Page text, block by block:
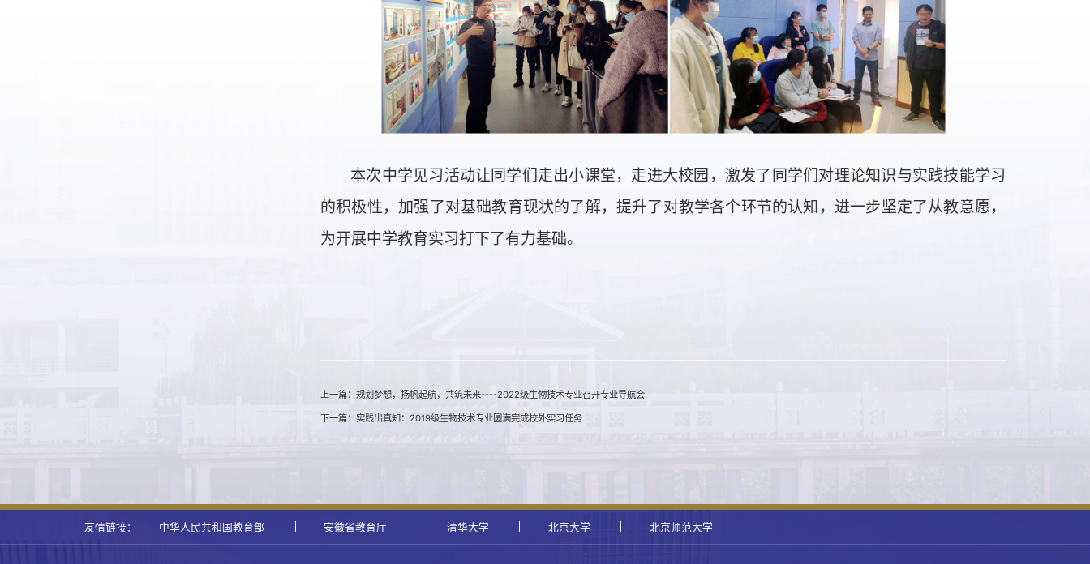
本次中学见习活动让同学们走出小课堂，走进大校园，激发了同学们对理论知识与实践技能学习
的积极性，加强了对基础教育现状的了解，提升了对教学各个环节的认知，进一步坚定了从教意愿，
为开展中学教育实习打下了有力基础。
上一篇：规划梦想，扬帆起航，共筑未来----2022级生物技术专业召开专业导航会
下一篇：实践出真知：2019级生物技术专业圆满完成校外实习任务
友情链接： 中华人民共和国教育部 安徽省教育厅 清华大学 北京大学 北京师范大学